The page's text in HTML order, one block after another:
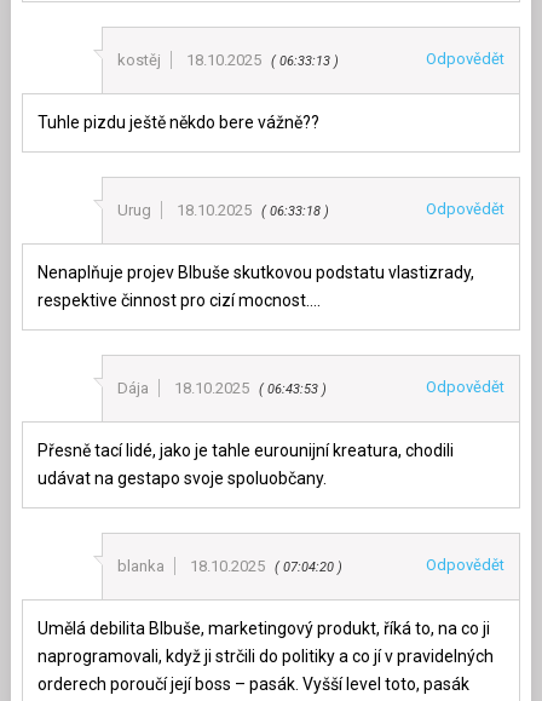
kostěj 18.10.2025 06:33:13 Odpovědět
Tuhle pizdu ještě někdo bere vážně??
Urug 18.10.2025 06:33:18 Odpovědět
Nenaplňuje projev Blbuše skutkovou podstatu vlastizrady,
respektive činnost pro cizí mocnost….
Dája 18.10.2025 06:43:53 Odpovědět
Přesně tací lidé, jako je tahle eurounijní kreatura, chodili
udávat na gestapo svoje spoluobčany.
blanka 18.10.2025 07:04:20 Odpovědět
Umělá debilita Blbuše, marketingový produkt, říká to, na co ji
naprogramovali, když ji strčili do politiky a co jí v pravidelných
orderech poroučí její boss – pasák. Vyšší level toto, pasák